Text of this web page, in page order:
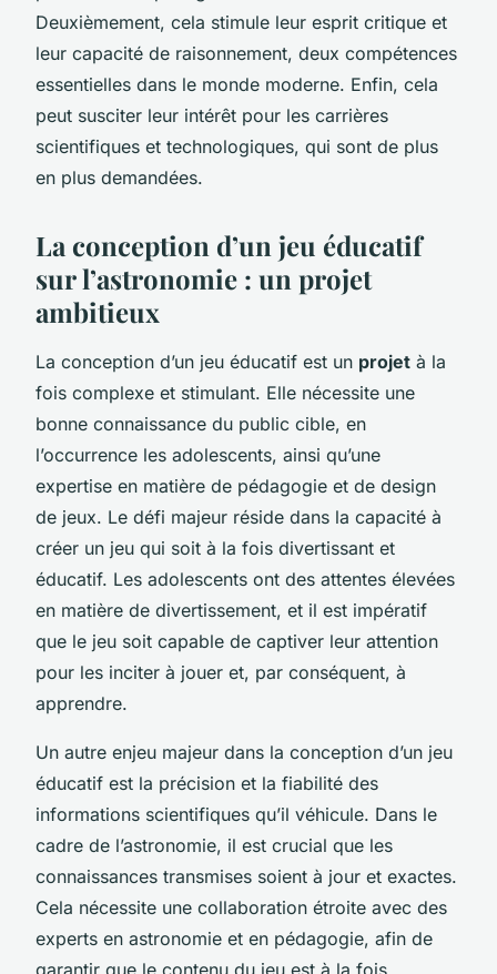
Deuxièmement, cela stimule leur esprit critique et
leur capacité de raisonnement, deux compétences
essentielles dans le monde moderne. Enfin, cela
peut susciter leur intérêt pour les carrières
scientifiques et technologiques, qui sont de plus
en plus demandées.
La conception d’un jeu éducatif
sur l’astronomie : un projet
ambitieux
La conception d’un jeu éducatif est un projet à la
fois complexe et stimulant. Elle nécessite une
bonne connaissance du public cible, en
l’occurrence les adolescents, ainsi qu’une
expertise en matière de pédagogie et de design
de jeux. Le défi majeur réside dans la capacité à
créer un jeu qui soit à la fois divertissant et
éducatif. Les adolescents ont des attentes élevées
en matière de divertissement, et il est impératif
que le jeu soit capable de captiver leur attention
pour les inciter à jouer et, par conséquent, à
apprendre.
Un autre enjeu majeur dans la conception d’un jeu
éducatif est la précision et la fiabilité des
informations scientifiques qu’il véhicule. Dans le
cadre de l’astronomie, il est crucial que les
connaissances transmises soient à jour et exactes.
Cela nécessite une collaboration étroite avec des
experts en astronomie et en pédagogie, afin de
garantir que le contenu du jeu est à la fois